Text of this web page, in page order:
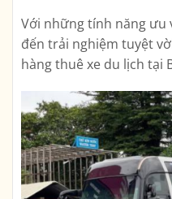
Với những tính năng ưu
đến trải nghiệm tuyệt
hàng thuê xe du lịch tại